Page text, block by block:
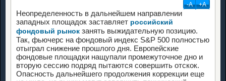
-А +А
Неопределенность в дальнейшем направлении
западных площадок заставляет российский
фондовый рынок занять выжидательную позицию.
Так, фьючерс на фондовый индекс S&P 500 полностью
отыграл снижение прошлого дня. Европейские
фондовые площадки нащупали промежуточное дно и
вторую сессию подряд пытаются совершить отскок.
Опасность дальнейшего продолжения коррекции еще